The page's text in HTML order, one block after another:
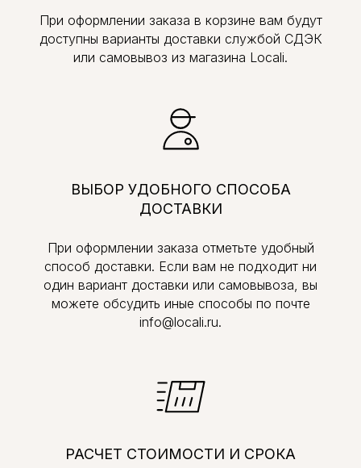
При оформлении заказа в корзине вам будут
доступны варианты доставки службой СДЭК
или самовывоз из магазина Locali.
ВЫБОР УДОБНОГО СПОСОБА
ДОСТАВКИ
При оформлении заказа отметьте удобный
способ доставки. Если вам не подходит ни
один вариант доставки или самовывоза, вы
можете обсудить иные способы по почте
info@locali.ru.
РАСЧЕТ СТОИМОСТИ И СРОКА